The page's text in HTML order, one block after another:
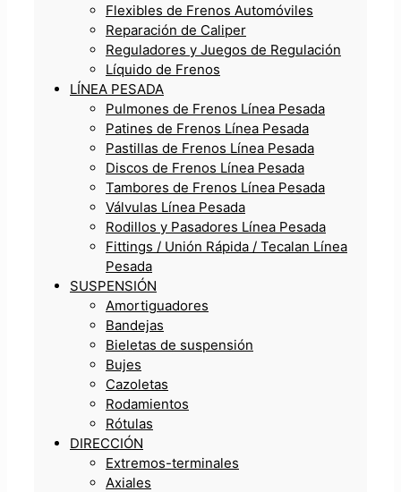
Flexibles de Frenos Automóviles
Reparación de Caliper
Reguladores y Juegos de Regulación
Líquido de Frenos
LÍNEA PESADA
Pulmones de Frenos Línea Pesada
Patines de Frenos Línea Pesada
Pastillas de Frenos Línea Pesada
Discos de Frenos Línea Pesada
Tambores de Frenos Línea Pesada
Válvulas Línea Pesada
Rodillos y Pasadores Línea Pesada
Fittings / Unión Rápida / Tecalan Línea
Pesada
SUSPENSIÓN
Amortiguadores
Bandejas
Bieletas de suspensión
Bujes
Cazoletas
Rodamientos
Rótulas
DIRECCIÓN
Extremos-terminales
Axiales